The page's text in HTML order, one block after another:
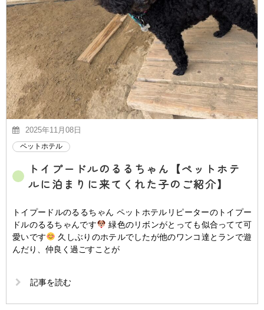
2025年11月08日
ペットホテル
トイプードルのるるちゃん【ペットホテ
ルに泊まりに来てくれた子のご紹介】
トイプードルのるるちゃん ペットホテルリピーターのトイプー
ドルのるるちゃんです
緑色のリボンがとっても似合ってて可
愛いです
久しぶりのホテルでしたが他のワンコ達とランで遊
んだり、仲良く過ごすことが
記事を読む